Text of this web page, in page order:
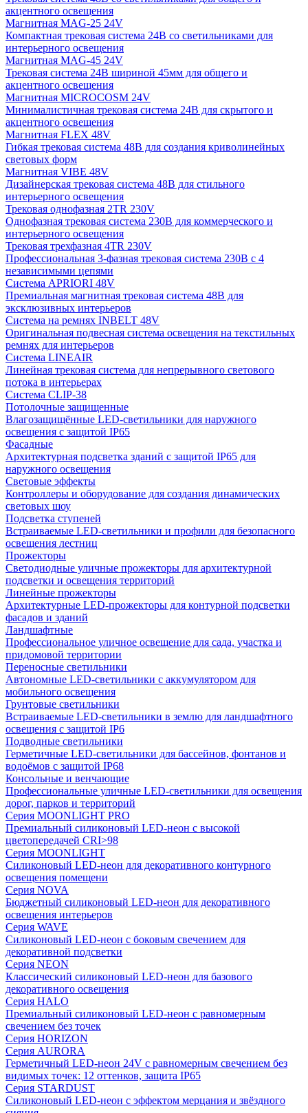
акцентного освещения
Магнитная MAG-25 24V
Компактная трековая система 24В со светильниками для
интерьерного освещения
Магнитная MAG-45 24V
Трековая система 24В шириной 45мм для общего и
акцентного освещения
Магнитная MICROCOSM 24V
Минималистичная трековая система 24В для скрытого и
акцентного освещения
Магнитная FLEX 48V
Гибкая трековая система 48В для создания криволинейных
световых форм
Магнитная VIBE 48V
Дизайнерская трековая система 48В для стильного
интерьерного освещения
Трековая однофазная 2TR 230V
Однофазная трековая система 230В для коммерческого и
интерьерного освещения
Трековая трехфазная 4TR 230V
Профессиональная 3-фазная трековая система 230В с 4
независимыми цепями
Система APRIORI 48V
Премиальная магнитная трековая система 48В для
эксклюзивных интерьеров
Система на ремнях INBELT 48V
Оригинальная подвесная система освещения на текстильных
ремнях для интерьеров
Система LINEAIR
Линейная трековая система для непрерывного светового
потока в интерьерах
Система CLIP-38
Потолочные защищенные
Влагозащищённые LED-светильники для наружного
освещения с защитой IP65
Фасадные
Архитектурная подсветка зданий с защитой IP65 для
наружного освещения
Световые эффекты
Контроллеры и оборудование для создания динамических
световых шоу
Подсветка ступеней
Встраиваемые LED-светильники и профили для безопасного
освещения лестниц
Прожекторы
Светодиодные уличные прожекторы для архитектурной
подсветки и освещения территорий
Линейные прожекторы
Архитектурные LED-прожекторы для контурной подсветки
фасадов и зданий
Ландшафтные
Профессиональное уличное освещение для сада, участка и
придомовой территории
Переносные светильники
Автономные LED-светильники с аккумулятором для
мобильного освещения
Грунтовые светильники
Встраиваемые LED-светильники в землю для ландшафтного
освещения с защитой IP6
Подводные светильники
Герметичные LED-светильники для бассейнов, фонтанов и
водоёмов с защитой IP68
Консольные и венчающие
Профессиональные уличные LED-светильники для освещения
дорог, парков и территорий
Серия MOONLIGHT PRO
Премиальный силиконовый LED-неон с высокой
цветопередачей CRI>98
Серия MOONLIGHT
Силиконовый LED-неон для декоративного контурного
освещения помещени
Серия NOVA
Бюджетный силиконовый LED-неон для декоративного
освещения интерьеров
Серия WAVE
Силиконовый LED-неон с боковым свечением для
декоративной подсветки
Серия NEON
Классический силиконовый LED-неон для базового
декоративного освещения
Серия HALO
Премиальный силиконовый LED-неон с равномерным
свечением без точек
Серия HORIZON
Серия AURORA
Герметичный LED-неон 24V с равномерным свечением без
видимых точек: 12 оттенков, защита IP65
Серия STARDUST
Силиконовый LED-неон с эффектом мерцания и звёздного